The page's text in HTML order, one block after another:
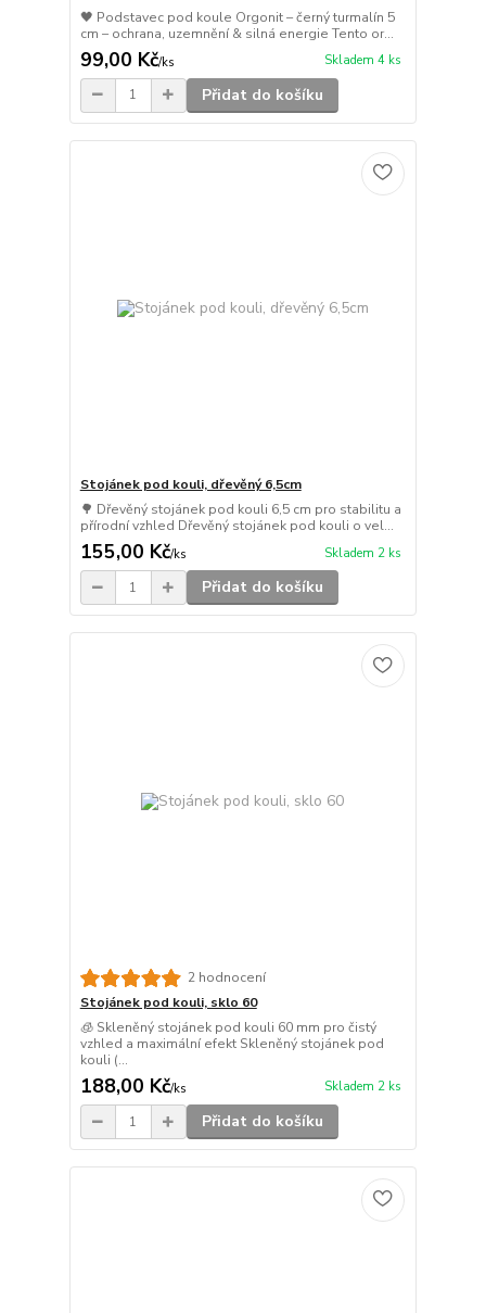
🖤 Podstavec pod koule Orgonit – černý turmalín 5
cm – ochrana, uzemnění & silná energie Tento or...
99,00 Kč/ks Skladem 4 ks
Přidat do košíku
Stojánek pod kouli, dřevěný 6,5cm
🌳 Dřevěný stojánek pod kouli 6,5 cm pro stabilitu a
přírodní vzhled Dřevěný stojánek pod kouli o vel...
155,00 Kč/ks Skladem 2 ks
Přidat do košíku
2 hodnocení
Stojánek pod kouli, sklo 60
🧊 Skleněný stojánek pod kouli 60 mm pro čistý
vzhled a maximální efekt Skleněný stojánek pod
kouli (...
188,00 Kč/ks Skladem 2 ks
Přidat do košíku